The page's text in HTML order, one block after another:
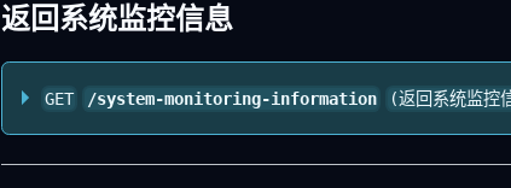
返回系统监控信息
GET /system-monitoring-information (返回系统监控